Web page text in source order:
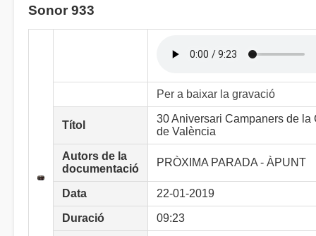
Sonor 933
Per a baixar la gravació
Títol
30 Aniversari Campaners de la
de València
Autors de la
documentació
PRÒXIMA PARADA - ÀPUNT
Data 22-01-2019
Duració 09:23